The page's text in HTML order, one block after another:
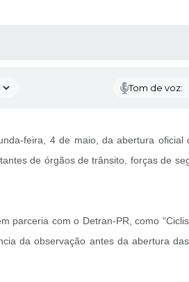
Tom de voz:
feira, 4 de maio, da abertura
de órgãos de trânsito, forças de
com o Detran-PR, como
da observação antes da abertura